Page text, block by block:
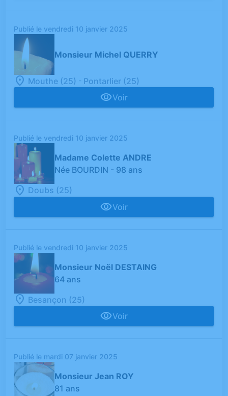
Publié le vendredi 10 janvier 2025
Monsieur Michel QUERRY
Mouthe (25) - Pontarlier (25)
Voir
Publié le vendredi 10 janvier 2025
Madame Colette ANDRE
Née BOURDIN - 98 ans
Doubs (25)
Voir
Publié le vendredi 10 janvier 2025
Monsieur Noël DESTAING
64 ans
Besançon (25)
Voir
Publié le mardi 07 janvier 2025
Monsieur Jean ROY
81 ans